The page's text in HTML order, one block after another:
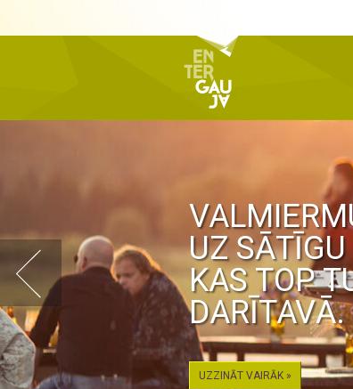
UZ
KAS TOP
DARĪTAVĀ.
UZZINĀT VAIRĀK »